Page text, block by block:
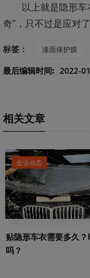
以上就是隐形
奇”，只不过是应对
标签： 漆面保护膜
最后编辑时间: 2022-
相关文章
企业动态
贴隐形车衣需要多久
吗？